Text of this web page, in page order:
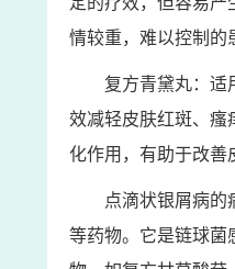
情较重，难以控制的
复方青黛丸：适
效减轻皮肤红斑、瘙
化作用，有助于改善
点滴状银屑病的
等药物。它是链球菌